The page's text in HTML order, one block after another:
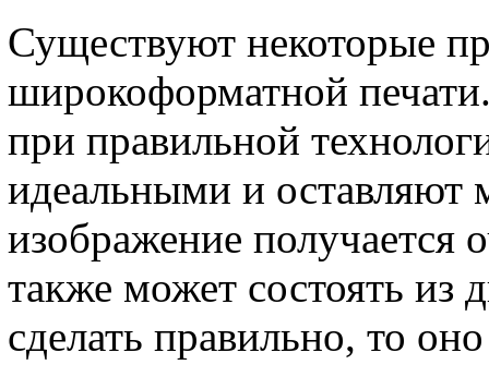
Существуют некоторые
широкоформатной
при правильной
идеальными и оставляют
изображение получается
также может состоять из
сделать правильно, то